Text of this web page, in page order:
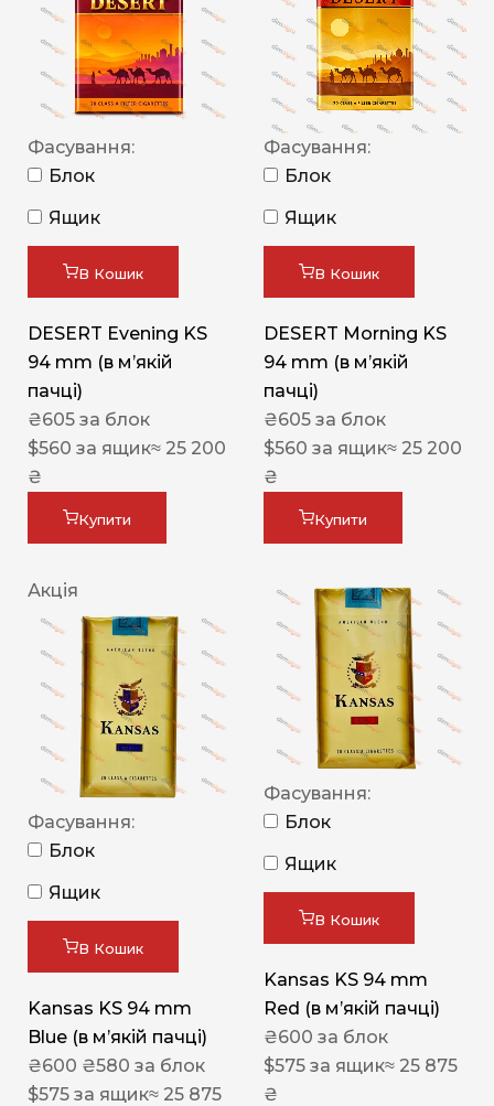
Фасування:
Блок
Ящик
В Кошик
DESERT Evening KS
94 mm (в мʼякій
пачці)
₴605 за блок
$560 за ящик≈ 25 200
₴
Купити
Фасування:
Блок
Ящик
В Кошик
DESERT Morning KS
94 mm (в мʼякій
пачці)
₴605 за блок
$560 за ящик≈ 25 200
₴
Купити
Акція
Фасування:
Блок
Ящик
В Кошик
Kansas KS 94 mm
Blue (в мʼякій пачці)
₴600 ₴580 за блок
$575 за ящик≈ 25 875
Фасування:
Блок
Ящик
В Кошик
Kansas KS 94 mm
Red (в мʼякій пачці)
₴600 за блок
$575 за ящик≈ 25 875
₴